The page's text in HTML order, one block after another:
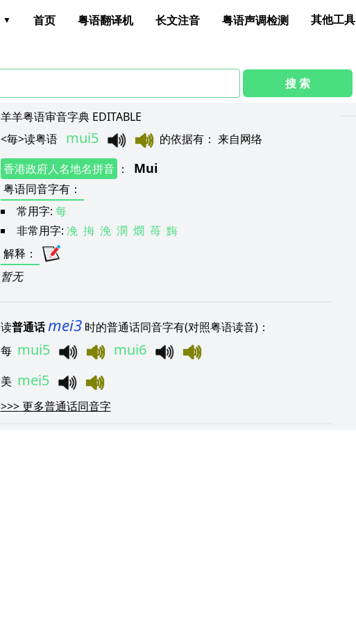
首页 粤语翻译机 长文注音 粤语声调检测 其他工具
搜 索
羊羊粤语审音字典 EDITABLE
<毎>读粤语 mui5 的依据有： 来自网络
香港政府人名地名拼音 ： Mui
粤语同音字有：
常用字: 每
非常用字: 凂 挴 浼 潣 燘 苺 黣
解释 ：
暂无
读普通话 mei3 时的普通话同音字有(对照粤语读音)：
每 mui5 mui6
美 mei5
>>> 更多普通话同音字